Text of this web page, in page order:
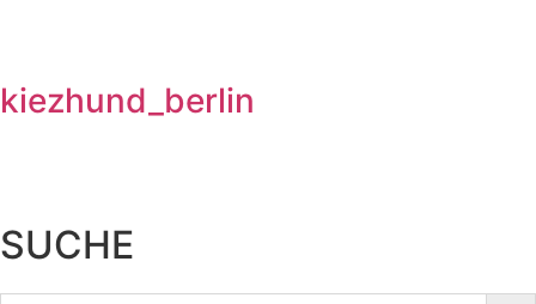
kiezhund_berlin
SUCHE